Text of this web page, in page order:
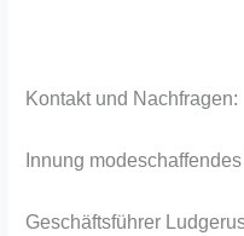
Kontakt und Nachfragen:
Innung
Geschäftsführer